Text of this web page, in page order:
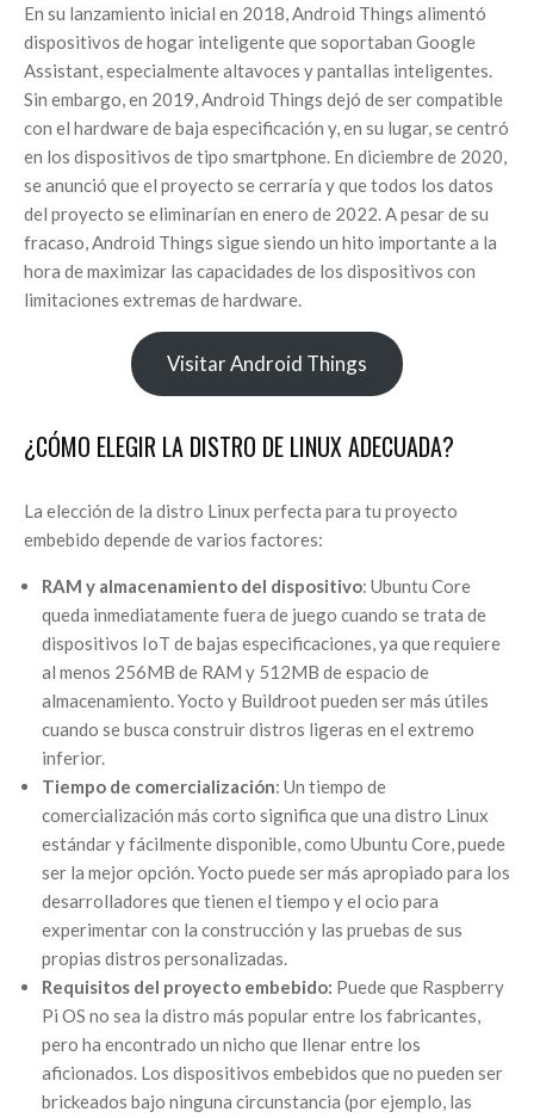
En su lanzamiento inicial en 2018, Android Things alimentó
dispositivos de hogar inteligente que soportaban Google
Assistant, especialmente altavoces y pantallas inteligentes.
Sin embargo, en 2019, Android Things dejó de ser compatible
con el hardware de baja especificación y, en su lugar, se centró
en los dispositivos de tipo smartphone. En diciembre de 2020,
se anunció que el proyecto se cerraría y que todos los datos
del proyecto se eliminarían en enero de 2022. A pesar de su
fracaso, Android Things sigue siendo un hito importante a la
hora de maximizar las capacidades de los dispositivos con
limitaciones extremas de hardware.
Visitar Android Things
¿CÓMO ELEGIR LA DISTRO DE LINUX ADECUADA?
La elección de la distro Linux perfecta para tu proyecto
embebido depende de varios factores:
RAM y almacenamiento del dispositivo: Ubuntu Core
queda inmediatamente fuera de juego cuando se trata de
dispositivos IoT de bajas especificaciones, ya que requiere
al menos 256MB de RAM y 512MB de espacio de
almacenamiento. Yocto y Buildroot pueden ser más útiles
cuando se busca construir distros ligeras en el extremo
inferior.
Tiempo de comercialización: Un tiempo de
comercialización más corto significa que una distro Linux
estándar y fácilmente disponible, como Ubuntu Core, puede
ser la mejor opción. Yocto puede ser más apropiado para los
desarrolladores que tienen el tiempo y el ocio para
experimentar con la construcción y las pruebas de sus
propias distros personalizadas.
Requisitos del proyecto embebido: Puede que Raspberry
Pi OS no sea la distro más popular entre los fabricantes,
pero ha encontrado un nicho que llenar entre los
aficionados. Los dispositivos embebidos que no pueden ser
brickeados bajo ninguna circunstancia (por ejemplo, las